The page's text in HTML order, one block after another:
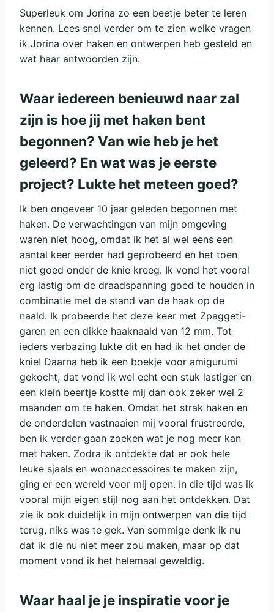
Superleuk om Jorina zo een beetje beter te leren
kennen. Lees snel verder om te zien welke vragen
ik Jorina over haken en ontwerpen heb gesteld en
wat haar antwoorden zijn.
Waar iedereen benieuwd naar zal
zijn is hoe jij met haken bent
begonnen? Van wie heb je het
geleerd? En wat was je eerste
project? Lukte het meteen goed?
Ik ben ongeveer 10 jaar geleden begonnen met
haken. De verwachtingen van mijn omgeving
waren niet hoog, omdat ik het al wel eens een
aantal keer eerder had geprobeerd en het toen
niet goed onder de knie kreeg. Ik vond het vooral
erg lastig om de draadspanning goed te houden in
combinatie met de stand van de haak op de
naald. Ik probeerde het deze keer met Zpaggeti-
garen en een dikke haaknaald van 12 mm. Tot
ieders verbazing lukte dit en had ik het onder de
knie! Daarna heb ik een boekje voor amigurumi
gekocht, dat vond ik wel echt een stuk lastiger en
een klein beertje kostte mij dan ook zeker wel 2
maanden om te haken. Omdat het strak haken en
de onderdelen vastnaaien mij vooral frustreerde,
ben ik verder gaan zoeken wat je nog meer kan
met haken. Zodra ik ontdekte dat er ook hele
leuke sjaals en woonaccessoires te maken zijn,
ging er een wereld voor mij open. In die tijd was ik
vooral mijn eigen stijl nog aan het ontdekken. Dat
zie ik ook duidelijk in mijn ontwerpen van die tijd
terug, niks was te gek. Van sommige denk ik nu
dat ik die nu niet meer zou maken, maar op dat
moment vond ik het helemaal geweldig.
Waar haal je je inspiratie voor je